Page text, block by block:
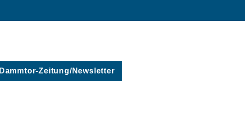
Dammtor-Zeitung/Newsletter